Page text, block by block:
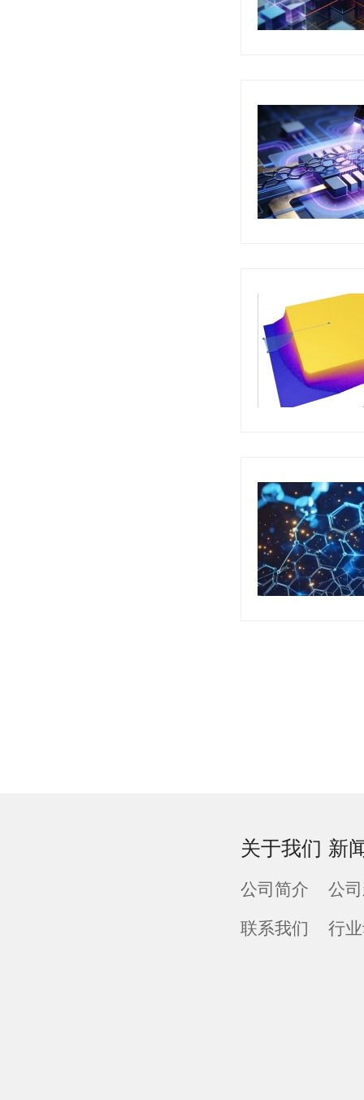
关于我们
公司简介
联系我们
新
公
行